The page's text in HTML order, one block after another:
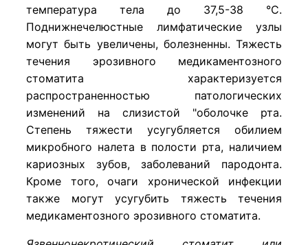
температура тела до 37,5-38 °С.
Поднижнечелюстные лимфатические узлы
могут быть увеличены, болезненны. Тяжесть
течения эрозивного медикаментозного
стоматита характеризуется
распространенностью патологических
изменений на слизистой "оболочке рта.
Степень тяжести усугубляется обилием
микробного налета в полости рта, наличием
кариозных зубов, заболеваний пародонта.
Кроме того, очаги хронической инфекции
также могут усугубить тяжесть течения
медикаментозного эрозивного стоматита.